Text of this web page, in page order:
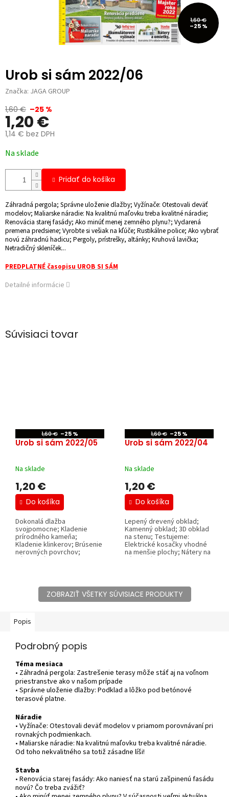
1,60 €
–25 %
Urob si sám 2022/06
Značka: JAGA GROUP
1,60 € –25 %
1,20 €
1,14 € bez DPH
cena:
Na sklade
Pridať do košíka
Záhradná pergola; Správne uloženie dlažby; Vyžínače: Otestovali deväť
modelov; Maliarske náradie: Na kvalitnú maľovku treba kvalitné náradie;
Renovácia starej fasády; Ako minúť menej zemného plynu?; Vydarená
premena predsiene; Vyrobte si vešiak na kľúče; Rustikálne police; Ako vybrať
novú záhradnú hadicu; Pergoly, prístrešky, altánky; Kruhová lavička;
Netradičný skleníček...
PREDPLATNÉ časopisu UROB SI SÁM
Detailné informácie
Súvisiaci tovar
1,60 € –25 %
Urob si sám 2022/05
Na sklade
1,20 €
Do košíka
Dokonalá dlažba
svojpomocne; Kladenie
prírodného kameňa;
Kladenie klinkerov; Brúsenie
nerovných povrchov;
Rýchloupínacie zvierky;
1,60 € –25 %
Urob si sám 2022/04
Na sklade
1,20 €
Do košíka
Lepený drevený obklad;
Kamenný obklad; 3D obklad
na stenu; Testujeme:
Elektrické kosačky vhodné
na menšie plochy; Nátery na
záhradný...
ZOBRAZIŤ VŠETKY SÚVISIACE PRODUKTY
Popis
Podrobný popis
Téma mesiaca
• Záhradná pergola: Zastrešenie terasy môže stáť aj na voľnom
priestranstve ako v našom prípade
• Správne uloženie dlažby: Podklad a lôžko pod betónové
terasové platne.
Náradie
• Vyžínače: Otestovali deväť modelov v priamom porovnávaní pri
rovnakých podmienkach.
• Maliarske náradie: Na kvalitnú maľovku treba kvalitné náradie.
Od toho nekvalitného sa totiž zásadne líši!
Stavba
• Renovácia starej fasády: Ako naniesť na starú zašpinenú fasádu
novú? Čo treba zvážiť?